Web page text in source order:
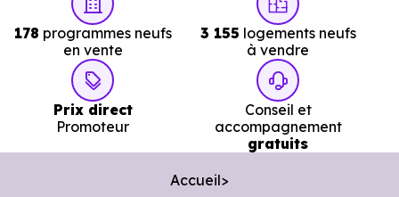
178 programmes neufs
en vente
3 155 logements neufs
à vendre
Prix direct
Promoteur
Conseil et
accompagnement
gratuits
Accueil